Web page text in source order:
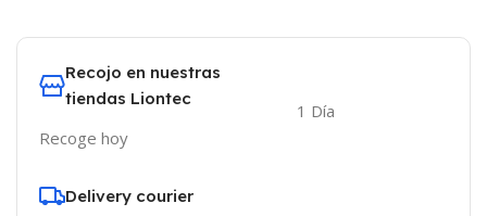
Recojo en nuestras
tiendas Liontec
Recoge hoy
1 Día
Delivery courier